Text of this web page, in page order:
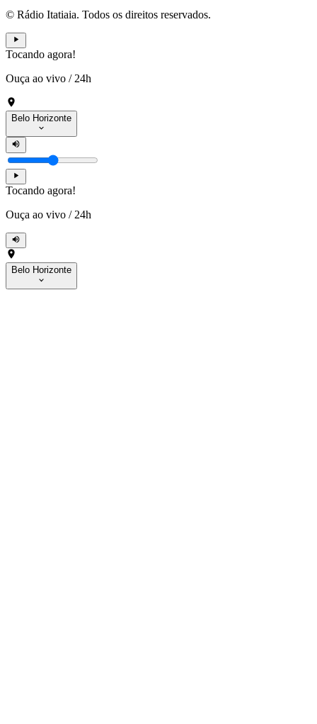
© Rádio Itatiaia. Todos os direitos reservados.
Tocando agora!
Ouça ao vivo / 24h
Belo Horizonte
Tocando agora!
Ouça ao vivo / 24h
Belo Horizonte